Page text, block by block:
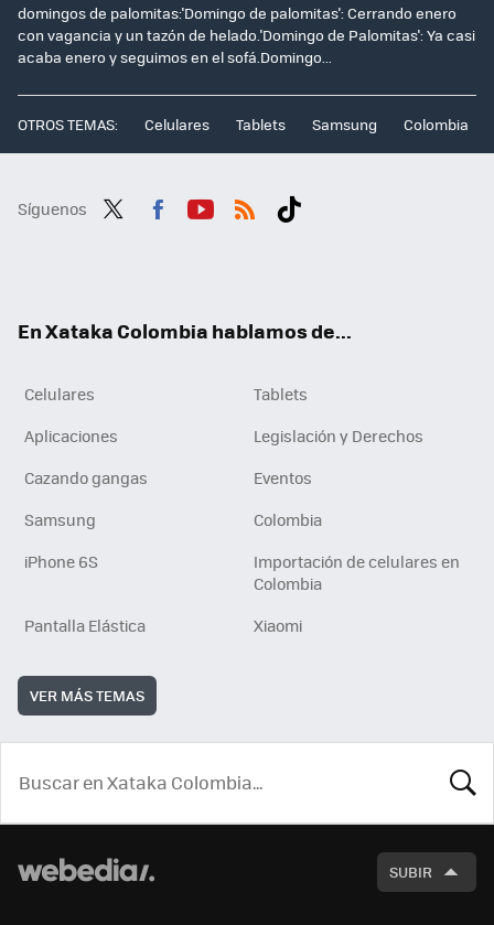
domingos de palomitas:'Domingo de palomitas': Cerrando enero
con vagancia y un tazón de helado.'Domingo de Palomitas': Ya casi
acaba enero y seguimos en el sofá.Domingo...
OTROS TEMAS: Celulares Tablets Samsung Colombia
Síguenos
En Xataka Colombia hablamos de...
Celulares
Tablets
Aplicaciones
Legislación y Derechos
Cazando gangas
Eventos
Samsung
Colombia
iPhone 6S
Importación de celulares en
Colombia
Pantalla Elástica
Xiaomi
VER MÁS TEMAS
SUBIR